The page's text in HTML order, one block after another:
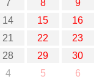
7 8
9
14 15
16
21 22
23
28 29
30
4 5 6